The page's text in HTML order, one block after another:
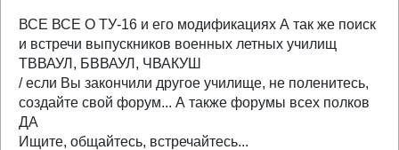
ВСЕ ВСЕ О ТУ-16 и его модификациях А так же поиск
и встречи выпускников военных летных училищ
ТВВАУЛ, БВВАУЛ, ЧВАКУШ
/ если Вы закончили другое училище, не поленитесь,
создайте свой форум... А также форумы всех полков
ДА
Ищите, общайтесь, встречайтесь...